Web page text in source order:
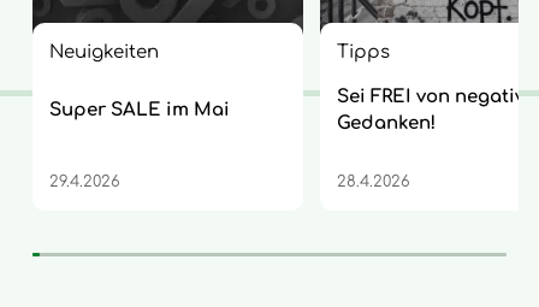
Neuigkeiten
Super SALE im Mai
29.4.2026
Tipps
Sei FREI von
Gedanken!
28.4.2026